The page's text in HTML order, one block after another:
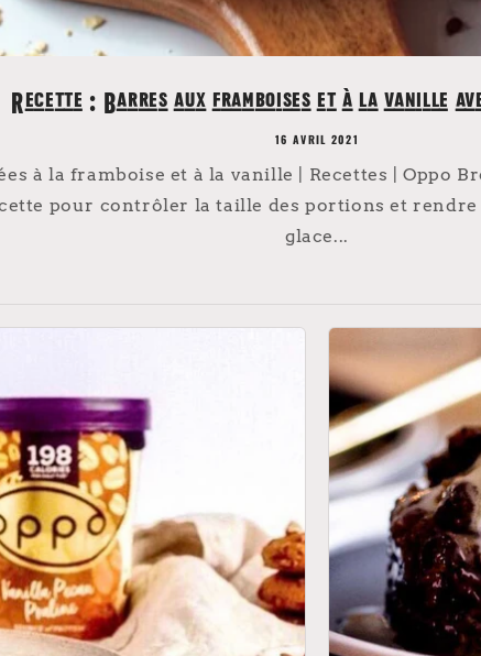
Recette : Barres aux framboises et à la vanille
16 AVRIL 2021
à la framboise et à la vanille | Recettes | Oppo
pour contrôler la taille des portions et
glace...